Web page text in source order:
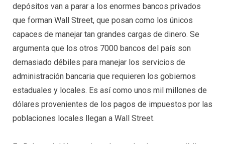
depósitos van a parar a los enormes bancos privados
que forman Wall Street, que posan como los únicos
capaces de manejar tan grandes cargas de dinero. Se
argumenta que los otros 7000 bancos del país son
demasiado débiles para manejar los servicios de
administración bancaria que requieren los gobiernos
estaduales y locales. Es así como unos mil millones de
dólares provenientes de los pagos de impuestos por las
poblaciones locales llegan a Wall Street.